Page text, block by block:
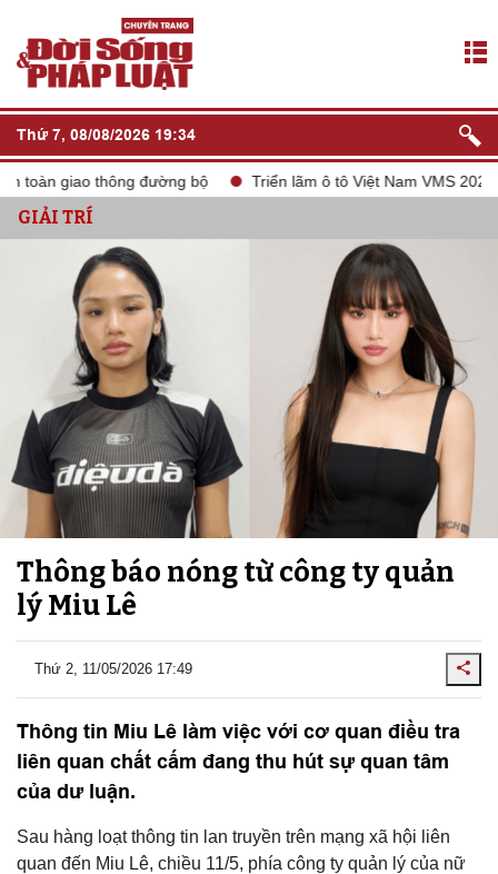
Thứ 7, 08/08/2026 19:34
giao thông đường bộ Triển lãm ô tô Việt Nam VMS 2024
GIẢI TRÍ
Thông báo nóng từ công ty quản
lý Miu Lê
Thứ 2, 11/05/2026 17:49
Thông tin Miu Lê làm việc với cơ quan điều tra
liên quan chất cấm đang thu hút sự quan tâm
của dư luận.
Sau hàng loạt thông tin lan truyền trên mạng xã hội liên
quan đến Miu Lê, chiều 11/5, phía công ty quản lý của nữ